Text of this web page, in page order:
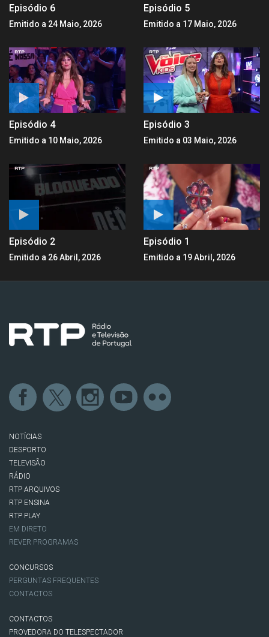
Episódio 6
Emitido a 24 Maio, 2026
Episódio 5
Emitido a 17 Maio, 2026
Episódio 4
Emitido a 10 Maio, 2026
Episódio 3
Emitido a 03 Maio, 2026
Episódio 2
Emitido a 26 Abril, 2026
Episódio 1
Emitido a 19 Abril, 2026
NOTÍCIAS
DESPORTO
TELEVISÃO
RÁDIO
RTP ARQUIVOS
RTP ENSINA
RTP PLAY
EM DIRETO
REVER PROGRAMAS
CONCURSOS
PERGUNTAS FREQUENTES
CONTACTOS
CONTACTOS
PROVEDORA DO TELESPECTADOR